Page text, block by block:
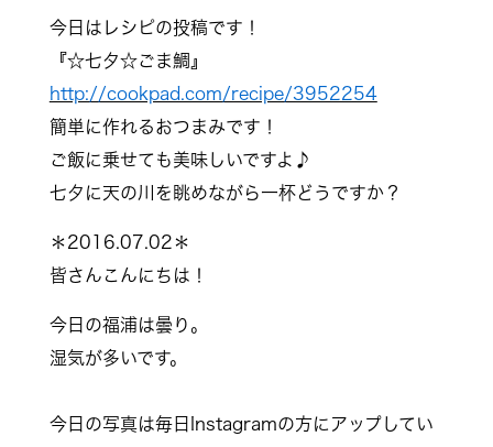
今日はレシピの投稿です！
『☆七夕☆ごま鯛』
http://cookpad.com/recipe/3952254
簡単に作れるおつまみです！
ご飯に乗せても美味しいですよ♪
七夕に天の川を眺めながら一杯どうですか？
＊2016.07.02＊
皆さんこんにちは！
今日の福浦は曇り。
湿気が多いです。
今日の写真は毎日Instagramの方にアップしてい